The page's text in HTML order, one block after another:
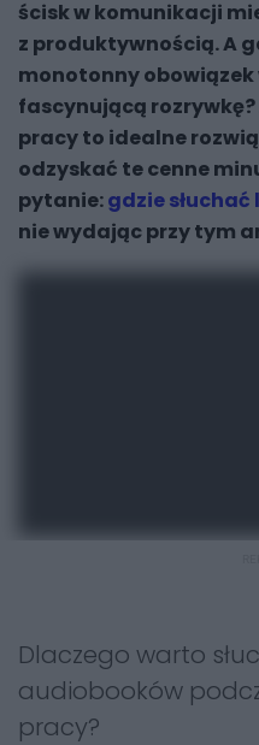
ścisk w komunikacji
z produktywnością. A
monotonny obowiązek
fascynującą rozrywkę?
pracyto idealne
odzyskać te cenne
pytanie:gdzie
nie wydając przy tym
Dlaczego warto
audiobooków
pracy?